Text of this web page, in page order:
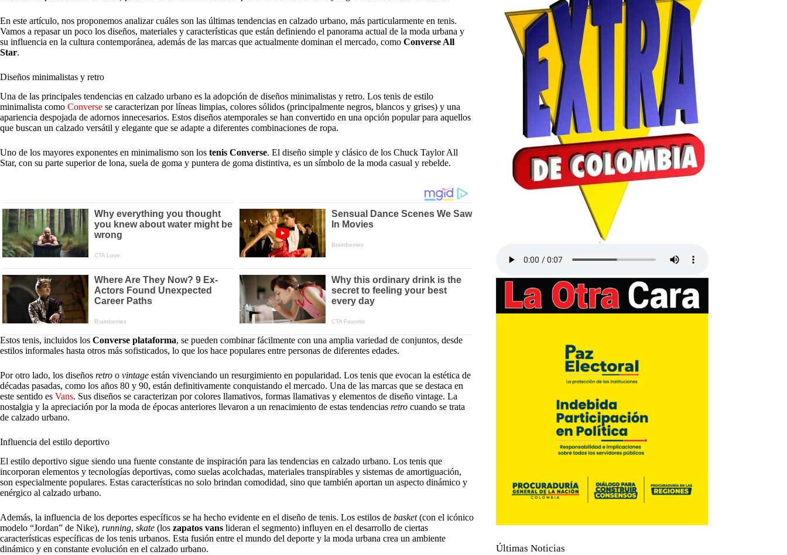
En este artículo, nos proponemos analizar cuáles son las últimas tendencias en calzado urbano, más particularmente en tenis.
Vamos a repasar un poco los diseños, materiales y características que están definiendo el panorama actual de la moda urbana y
su influencia en la cultura contemporánea, además de las marcas que actualmente dominan el mercado, como Converse All
Star.
Diseños minimalistas y retro
Una de las principales tendencias en calzado urbano es la adopción de diseños minimalistas y retro. Los tenis de estilo
minimalista como Converse se caracterizan por líneas limpias, colores sólidos (principalmente negros, blancos y grises) y una
apariencia despojada de adornos innecesarios. Estos diseños atemporales se han convertido en una opción popular para aquellos
que buscan un calzado versátil y elegante que se adapte a diferentes combinaciones de ropa.
Uno de los mayores exponentes en minimalismo son los tenis Converse. El diseño simple y clásico de los Chuck Taylor All
Star, con su parte superior de lona, suela de goma y puntera de goma distintiva, es un símbolo de la moda casual y rebelde.
Estos tenis, incluidos los Converse plataforma, se pueden combinar fácilmente con una amplia variedad de conjuntos, desde
estilos informales hasta otros más sofisticados, lo que los hace populares entre personas de diferentes edades.
Por otro lado, los diseños retro o vintage están vivenciando un resurgimiento en popularidad. Los tenis que evocan la estética de
décadas pasadas, como los años 80 y 90, están definitivamente conquistando el mercado. Una de las marcas que se destaca en
este sentido es Vans. Sus diseños se caracterizan por colores llamativos, formas llamativas y elementos de diseño vintage. La
nostalgia y la apreciación por la moda de épocas anteriores llevaron a un renacimiento de estas tendencias retro cuando se trata
de calzado urbano.
Influencia del estilo deportivo
El estilo deportivo sigue siendo una fuente constante de inspiración para las tendencias en calzado urbano. Los tenis que
incorporan elementos y tecnologías deportivas, como suelas acolchadas, materiales transpirables y sistemas de amortiguación,
son especialmente populares. Estas características no solo brindan comodidad, sino que también aportan un aspecto dinámico y
enérgico al calzado urbano.
Además, la influencia de los deportes específicos se ha hecho evidente en el diseño de tenis. Los estilos de basket(con el icónico
modelo “Jordan” de Nike), running, skate (los zapatos vans lideran el segmento) influyen en el desarrollo de ciertas
características específicas de los tenis urbanos. Esta fusión entre el mundo del deporte y la moda urbana crea un ambiente
dinámico y en constante evolución en el calzado urbano.
Últimas Noticias